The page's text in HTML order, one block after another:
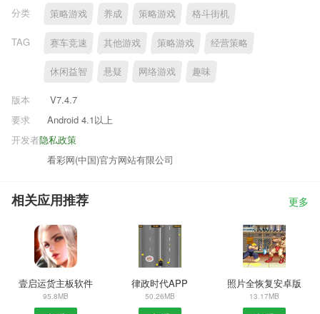
分类
策略游戏 养成 策略游戏 格斗街机
TAG 赛车竞速 其他游戏 策略游戏 经营策略
休闲益智 悬疑 网络游戏 趣味
版本
V7.4.7
要求
Android 4.1以上
隐私政策
开发者
看彩网(中国)官方网站有限公司
相关应用推荐 更多
壹启运货主板软件
95.8MB
律政时代APP
50.26MB
照片全恢复安卓版
13.17MB